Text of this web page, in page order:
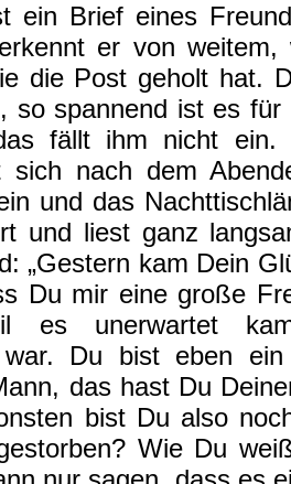
ein Brief eines
er von weitem,
die Post geholt hat.
so spannend ist es
fällt ihm nicht
sich nach dem
und das
und liest ganz
„Gestern kam Dein
Du mir eine große
es unerwartet
war. Du bist eben
das hast Du
bist Du also
Wie Du